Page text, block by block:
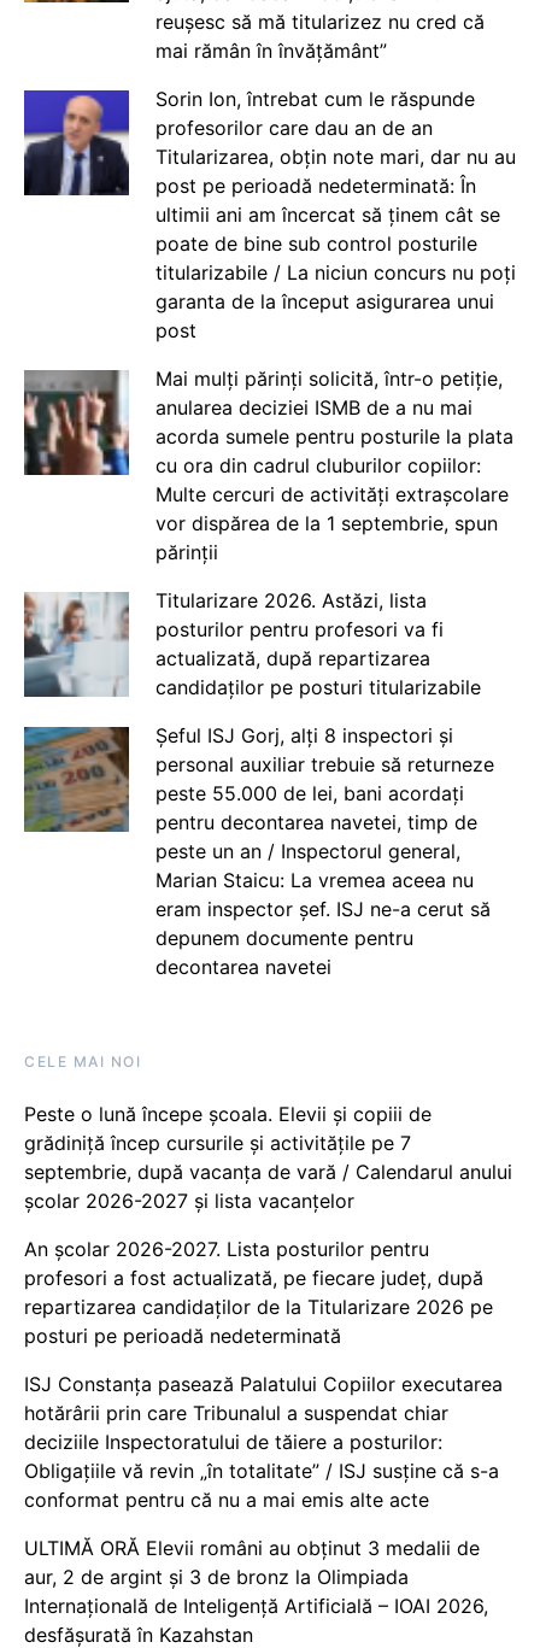
reușesc să mă titularizez nu cred că
mai rămân în învățământ”
Sorin Ion, întrebat cum le răspunde
profesorilor care dau an de an
Titularizarea, obțin note mari, dar nu au
post pe perioadă nedeterminată: În
ultimii ani am încercat să ținem cât se
poate de bine sub control posturile
titularizabile / La niciun concurs nu poți
garanta de la început asigurarea unui
post
Mai mulți părinți solicită, într-o petiție,
anularea deciziei ISMB de a nu mai
acorda sumele pentru posturile la plata
cu ora din cadrul cluburilor copiilor:
Multe cercuri de activități extrașcolare
vor dispărea de la 1 septembrie, spun
părinții
Titularizare 2026. Astăzi, lista
posturilor pentru profesori va fi
actualizată, după repartizarea
candidaților pe posturi titularizabile
Șeful ISJ Gorj, alți 8 inspectori și
personal auxiliar trebuie să returneze
peste 55.000 de lei, bani acordați
pentru decontarea navetei, timp de
peste un an / Inspectorul general,
Marian Staicu: La vremea aceea nu
eram inspector șef. ISJ ne-a cerut să
depunem documente pentru
decontarea navetei
CELE MAI NOI
Peste o lună începe școala. Elevii și copiii de
grădiniță încep cursurile și activitățile pe 7
septembrie, după vacanța de vară / Calendarul anului
școlar 2026-2027 și lista vacanțelor
An școlar 2026-2027. Lista posturilor pentru
profesori a fost actualizată, pe fiecare județ, după
repartizarea candidaților de la Titularizare 2026 pe
posturi pe perioadă nedeterminată
ISJ Constanța pasează Palatului Copiilor executarea
hotărârii prin care Tribunalul a suspendat chiar
deciziile Inspectoratului de tăiere a posturilor:
Obligațiile vă revin „în totalitate” / ISJ susține că s-a
conformat pentru că nu a mai emis alte acte
ULTIMĂ ORĂ Elevii români au obținut 3 medalii de
aur, 2 de argint și 3 de bronz la Olimpiada
Internațională de Inteligență Artificială – IOAI 2026,
desfășurată în Kazahstan